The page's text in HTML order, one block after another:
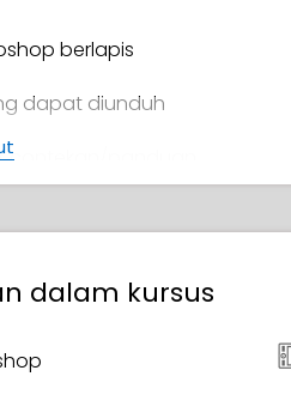
berlapis
dapat diunduh
contekan/panduan
dalam kursus